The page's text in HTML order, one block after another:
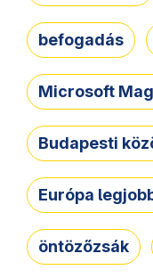
befogadás
Microsoft
Budapesti
Európa
öntözőzsák